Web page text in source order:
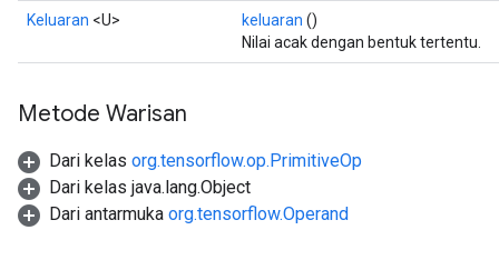
Keluaran <U> keluaran ()
Nilai acak dengan bentuk tertentu.
Metode Warisan
Dari kelas org.tensorflow.op.PrimitiveOp
Dari kelas java.lang.Object
Dari antarmuka org.tensorflow.Operand